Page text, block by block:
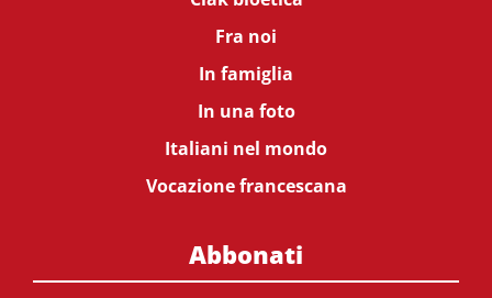
Fra noi
In famiglia
In una foto
Italiani nel mondo
Vocazione francescana
Abbonati